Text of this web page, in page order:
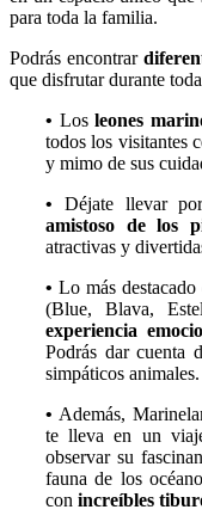
para toda la familia.
Podrás encontrar
que disfrutar durante
• Los leones
todos los visitantes
y mimo de sus
• Déjate llevar
amistoso de los
atractivas y
•Lo más
(Blue, Blava,
experiencia
Podrás dar cuenta
simpáticos animales.
• Además,
te lleva en un
observar su
fauna de los
con increíbles